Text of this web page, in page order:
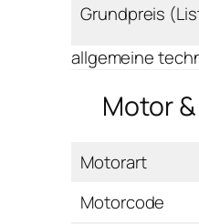
Grundpreis
allgemeine
Motor
Motorart
Motorcode